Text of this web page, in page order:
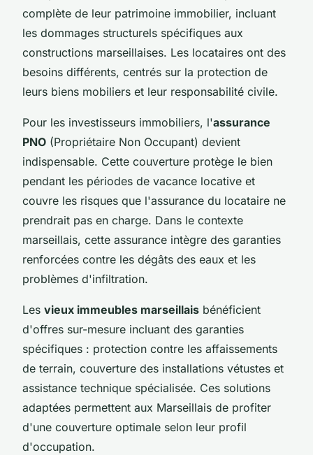
complète de leur patrimoine immobilier, incluant
les dommages structurels spécifiques aux
constructions marseillaises. Les locataires ont des
besoins différents, centrés sur la protection de
leurs biens mobiliers et leur responsabilité civile.
Pour les investisseurs immobiliers, l'assurance
PNO (Propriétaire Non Occupant) devient
indispensable. Cette couverture protège le bien
pendant les périodes de vacance locative et
couvre les risques que l'assurance du locataire ne
prendrait pas en charge. Dans le contexte
marseillais, cette assurance intègre des garanties
renforcées contre les dégâts des eaux et les
problèmes d'infiltration.
Les vieux immeubles marseillais bénéficient
d'offres sur-mesure incluant des garanties
spécifiques : protection contre les affaissements
de terrain, couverture des installations vétustes et
assistance technique spécialisée. Ces solutions
adaptées permettent aux Marseillais de profiter
d'une couverture optimale selon leur profil
d'occupation.